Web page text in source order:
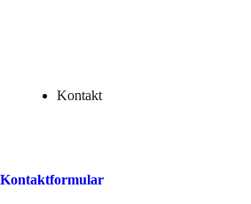
Kontakt
Kontaktformular